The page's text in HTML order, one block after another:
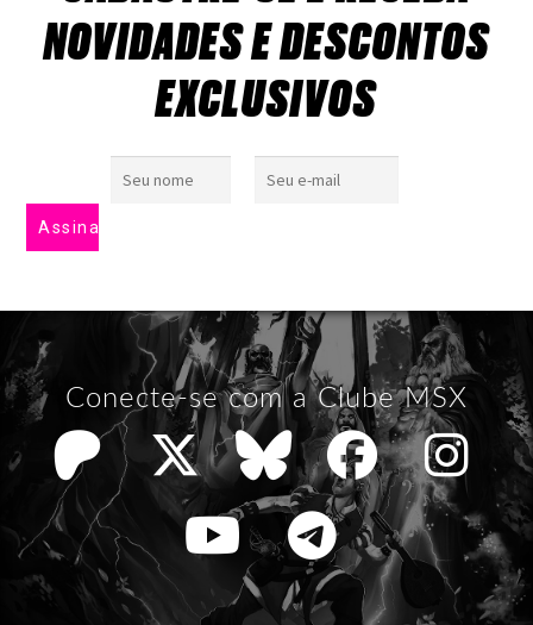
NOVIDADES E DESCONTOS
EXCLUSIVOS
Conecte-se com a Clube MSX